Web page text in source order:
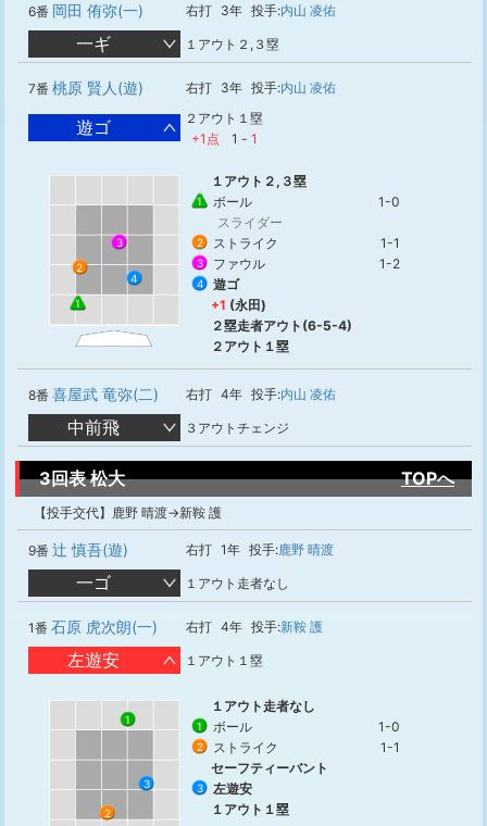
6番 岡田 侑弥(一) 右打 3年 投手:内山 凌佑
一ギ １アウト２,３塁
7番 桃原 賢人(遊) 右打 3年 投手:内山 凌佑
遊ゴ
２アウト１塁
+1点
1 - 1
1
2
3
4
１アウト２,３塁
1 ボール
1-0
スライダー
2 ストライク 1-1
3 ファウル 1-2
4
遊ゴ
+1 (永田)
２塁走者アウト(6-5-4)
２アウト１塁
8番 喜屋武 竜弥(二) 右打 4年 投手:内山 凌佑
中前飛 ３アウトチェンジ
3回表 松大 TOPへ
【投手交代】鹿野 晴渡→新鞍 護
9番 辻 慎吾(遊) 右打 1年 投手:鹿野 晴渡
一ゴ １アウト走者なし
1番 石原 虎次朗(一) 右打 4年 投手:新鞍 護
左遊安 １アウト１塁
1
2
3
１アウト走者なし
1 ボール 1-0
2 ストライク
1-1
セーフティーバント
3
左遊安
１アウト１塁